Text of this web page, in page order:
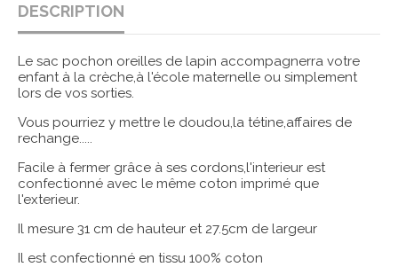
DESCRIPTION
Le sac pochon oreilles de lapin accompagnerra votre
enfant à la crèche,à l'école maternelle ou simplement
lors de vos sorties.
Vous pourriez y mettre le doudou,la tétine,affaires de
rechange.....
Facile à fermer grâce à ses cordons,l'interieur est
confectionné avec le même coton imprimé que
l'exterieur.
Il mesure 31 cm de hauteur et 27.5cm de largeur
Il est confectionné en tissu 100% coton